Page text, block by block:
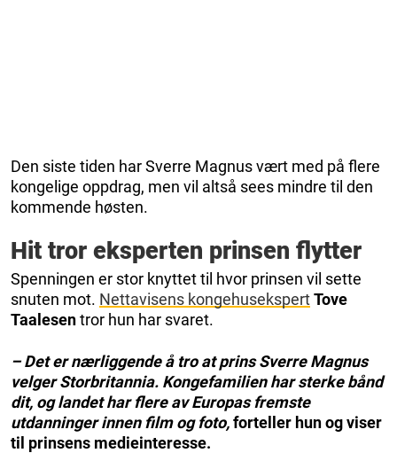
Den siste tiden har Sverre Magnus vært med på flere
kongelige oppdrag, men vil altså sees mindre til den
kommende høsten.
Hit tror eksperten prinsen flytter
Spenningen er stor knyttet til hvor prinsen vil sette
snuten mot. Nettavisens kongehusekspertTove
Taalesentror hun har svaret.
– Det er nærliggende å tro at prins Sverre Magnus
velger Storbritannia. Kongefamilien har sterke bånd
dit, og landet har flere av Europas fremste
utdanninger innen film og foto,forteller hun og viser
til prinsens medieinteresse.